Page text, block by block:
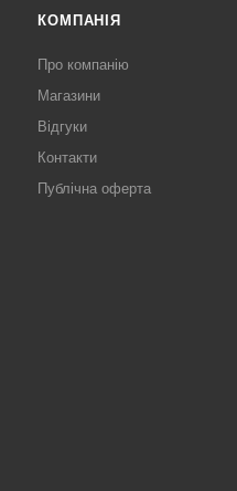
КОМПАНІЯ
Про компанію
Магазини
Відгуки
Контакти
Публічна оферта